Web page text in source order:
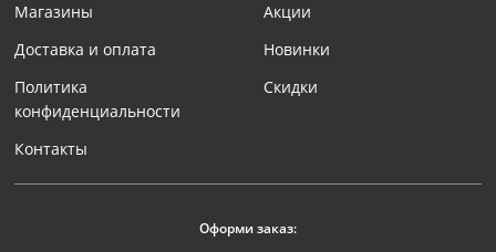
Магазины
Доставка и оплата
Политика
конфиденциальности
Контакты
Акции
Новинки
Скидки
Оформи заказ: